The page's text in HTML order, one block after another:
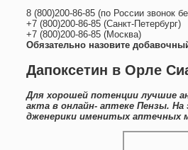
8 (800)200-86-85 (по России звонок
+7 (800)200-86-85 (Санкт-Петербург)
+7 (800)200-86-85 (Москва)
Обязательно назовите
Дапоксетин в Орле
Для хорошей потенции лучшие
акта в онлайн- аптеке Пензы.
дженерики именитых аптечных